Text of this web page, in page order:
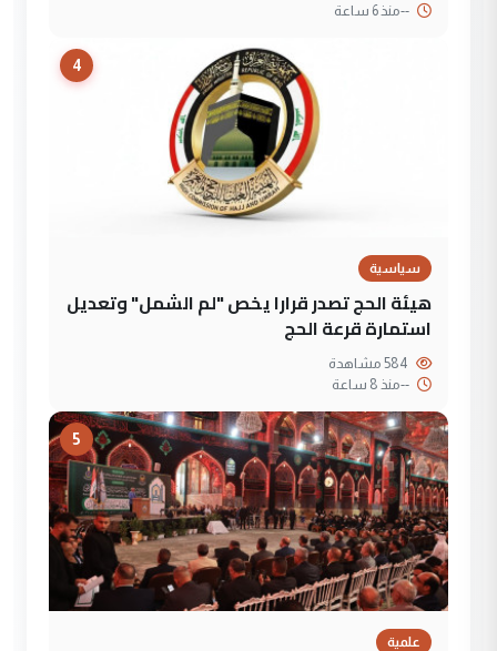
--منذ 6 ساعة
4
سياسية
هيئة الحج تصدر قرارا يخص "لم الشمل" وتعديل
استمارة قرعة الحج
--منذ 8 ساعة
5
علمية